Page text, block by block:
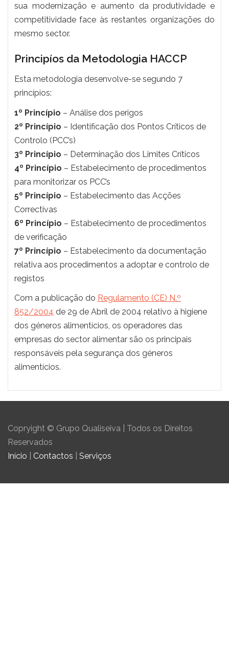
sua modernização e aumento da produtividade e
competitividade face às restantes organizações do
mesmo sector.
Principíos da Metodologia HACCP
Esta metodologia desenvolve-se segundo 7
princípios:
1º Princípio – Análise dos perigos
2º Princípio – Identificação dos Pontos Críticos de
Controlo (PCC’s)
3º Princípio – Determinação dos Limites Críticos
4º Princípio – Estabelecimento de procedimentos
para monitorizar os PCC’s
5º Princípio – Estabelecimento das Acções
Correctivas
6º Princípio – Estabelecimento de procedimentos
de verificação
7º Princípio – Estabelecimento da documentação
relativa aos procedimentos a adoptar e controlo de
registos
Com a publicação do Regulamento (CE) N.º
852/2004 de 29 de Abril de 2004 relativo à higiene
dos géneros alimentícios, os operadores das
empresas do sector alimentar são os principais
responsáveis pela segurança dos géneros
alimentícios.
Copryight © Grupo Qualiseiva | Todos os Direitos
Reservados
Início
Contactos Serviços